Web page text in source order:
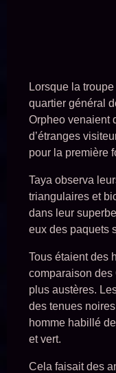
Lorsque la
quartier général
Orpheo venaient
d’étranges
pour la première
Taya observa
triangulaires et
dans leur
eux des paquets
Tous étaient des
comparaison
plus austères.
des tenues
homme habillé
et vert.
Cela faisait des